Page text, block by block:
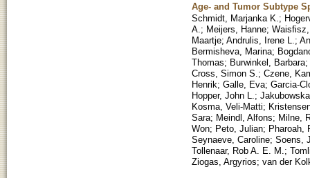
Age- and Tumor Subtype
Schmidt, Marjanka K. ;
A. ; Meijers, Hanne;
Maartje; Andrulis, Irene L. ;
Bermisheva, Marina;
Thomas; Burwinkel, Barbara;
Cross, Simon S. ; Czene,
Henrik; Galle, Eva; Garcia-
Hopper, John L. ;
Kosma, Veli-Matti;
Sara; Meindl, Alfons; Milne,
Won; Peto, Julian; Pharoah,
Seynaeve, Caroline; Soens,
Tollenaar, Rob A. E. M. ;
Ziogas, Argyrios; van der